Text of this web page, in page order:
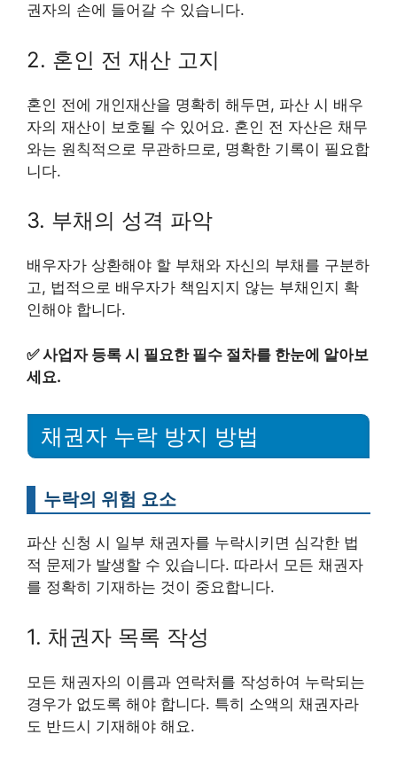
권자의 손에 들어갈 수 있습니다.
2. 혼인 전 재산 고지
혼인 전에 개인재산을 명확히 해두면, 파산 시 배우
자의 재산이 보호될 수 있어요. 혼인 전 자산은 채무
와는 원칙적으로 무관하므로, 명확한 기록이 필요합
니다.
3. 부채의 성격 파악
배우자가 상환해야 할 부채와 자신의 부채를 구분하
고, 법적으로 배우자가 책임지지 않는 부채인지 확
인해야 합니다.
✅사업자 등록 시 필요한 필수 절차를 한눈에 알아보
세요.
채권자 누락 방지 방법
누락의 위험 요소
파산 신청 시 일부 채권자를 누락시키면 심각한 법
적 문제가 발생할 수 있습니다. 따라서 모든 채권자
를 정확히 기재하는 것이 중요합니다.
1. 채권자 목록 작성
모든 채권자의 이름과 연락처를 작성하여 누락되는
경우가 없도록 해야 합니다. 특히 소액의 채권자라
도 반드시 기재해야 해요.